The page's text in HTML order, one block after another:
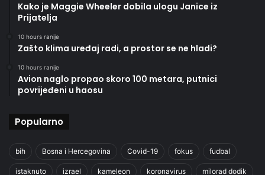
Kako je Maggie Wheeler dobila ulogu Janice iz
Prijatelja
10 hours ranije
Zašto klima uređaj radi, a prostor se ne hladi?
10 hours ranije
Avion naglo propao skoro 100 metara, putnici
povrijeđeni u haosu
Popularno
bih Bosna i Hercegovina Covid-19 fokus fudbal
istaknuto izrael kameleon koronavirus milorad dodik